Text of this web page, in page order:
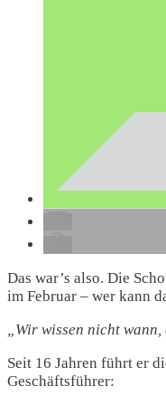
Das war’s also. Die
im Februar – wer kann
„Wir wissen nicht
Seit 16 Jahren führt er
Geschäftsführer: